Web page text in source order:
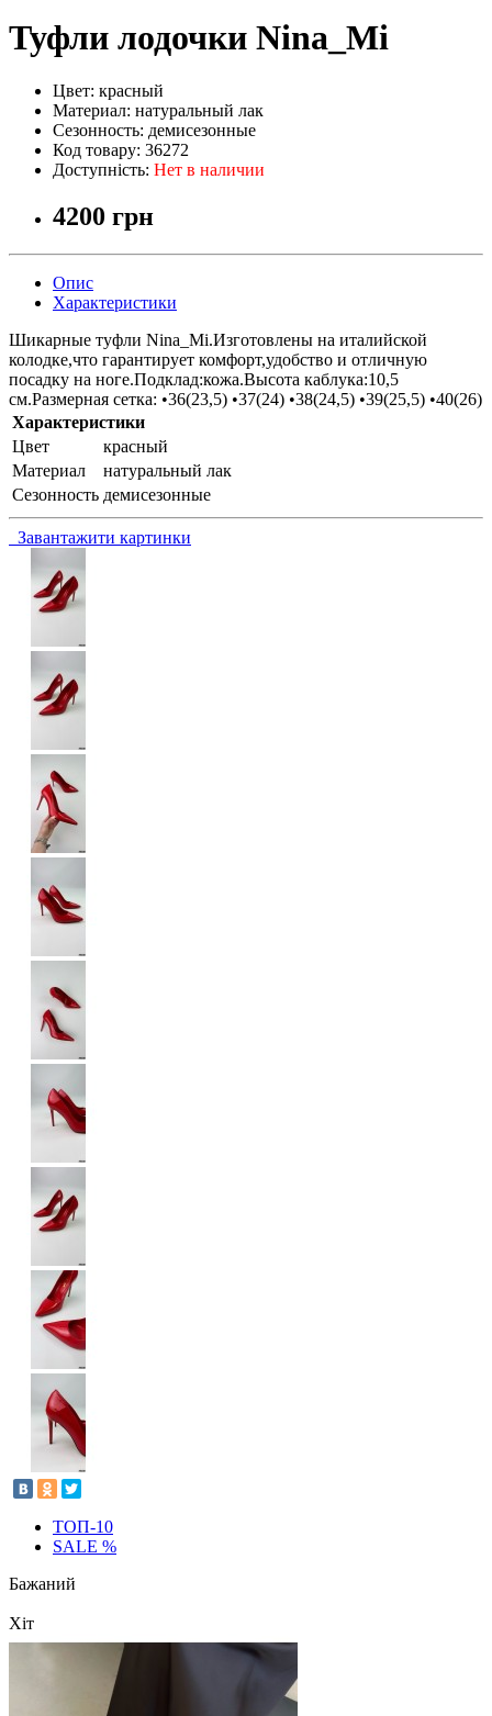
Туфли лодочки Nina_Mi
Цвет: красный
Материал: натуральный лак
Сезонность: демисезонные
Код товару: 36272
Доступність: Нет в наличии
4200 грн
Опис
Характеристики
Шикарные туфли Nina_Mi.Изготовлены на италийской
колодке,что гарантирует комфорт,удобство и отличную
посадку на ноге.Подклад:кожа.Высота каблука:10,5
см.Размерная сетка: •36(23,5) •37(24) •38(24,5) •39(25,5) •40(26)
Характеристики
Цвет
красный
Материал
натуральный лак
Сезонность демисезонные
Завантажити картинки
ТОП-10
SALE %
Бажаний
Хіт